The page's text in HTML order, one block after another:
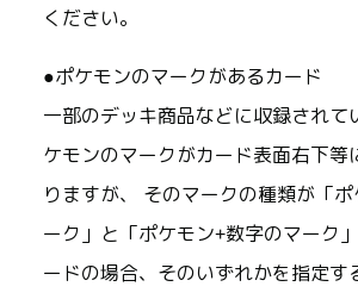
ください。
●ポケモンのマークがあるカード
一部のデッキ商品などに収録されて
ケモンのマークがカード表面右下等
りますが、 そのマークの種類が「
ーク」と「ポケモン+数字のマーク
ードの場合、そのいずれかを指定す